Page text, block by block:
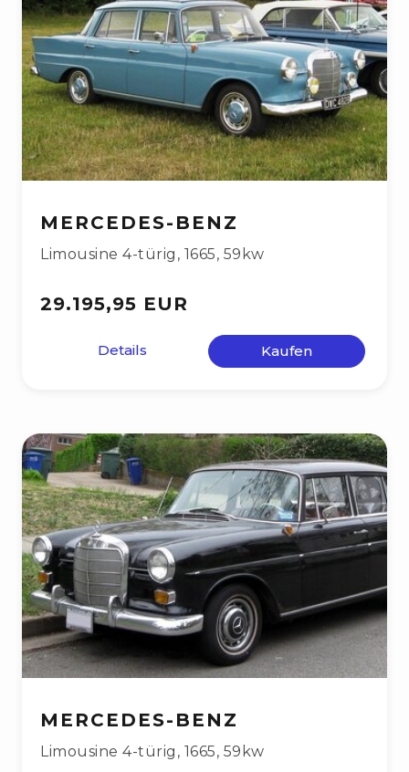
MERCEDES-BENZ
Limousine 4-türig , 1665, 59kw
29.195,95 EUR
Details Kaufen
MERCEDES-BENZ
Limousine 4-türig , 1665, 59kw